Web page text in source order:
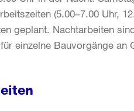
(5.00–7.00 Uhr,
geplant. Nachtarbeiten
einzelne Bauvorgänge an